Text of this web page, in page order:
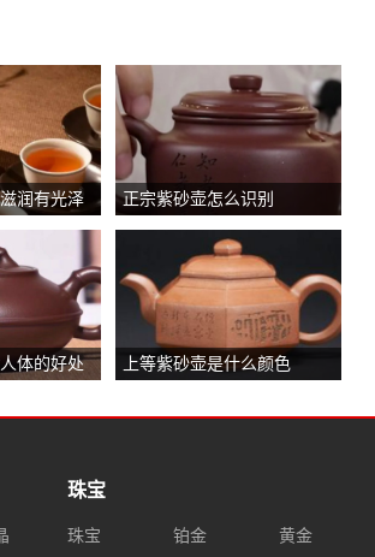
润有光泽 正宗紫砂壶怎么识别
体的好处 上等紫砂壶是什么颜色
珠宝
珠宝 铂金 黄金